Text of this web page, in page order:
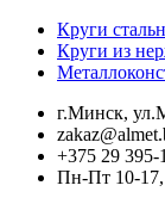
Круги
Круги из
г.Минск,
+375 29 395-
Пн-Пт 10-